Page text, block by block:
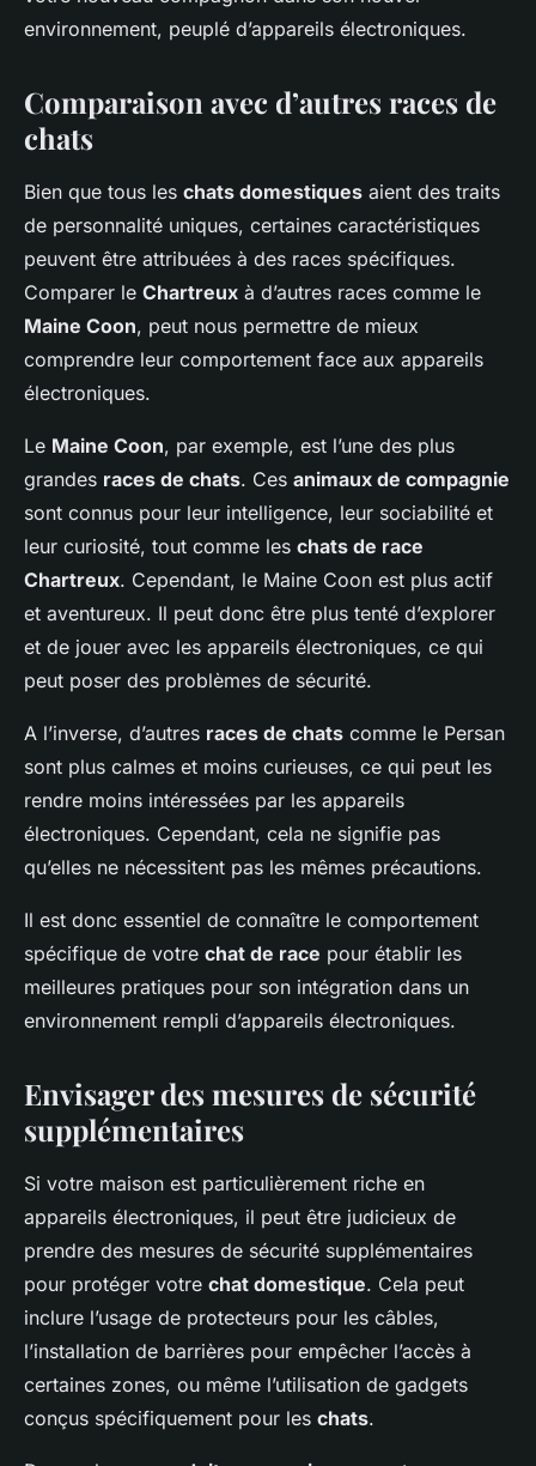
environnement, peuplé d’appareils électroniques.
Comparaison avec d’autres races de
chats
Bien que tous les chats domestiques aient des traits
de personnalité uniques, certaines caractéristiques
peuvent être attribuées à des races spécifiques.
Comparer le Chartreux à d’autres races comme le
Maine Coon, peut nous permettre de mieux
comprendre leur comportement face aux appareils
électroniques.
Le Maine Coon, par exemple, est l’une des plus
grandes races de chats. Ces animaux de compagnie
sont connus pour leur intelligence, leur sociabilité et
leur curiosité, tout comme les chats de race
Chartreux. Cependant, le Maine Coon est plus actif
et aventureux. Il peut donc être plus tenté d’explorer
et de jouer avec les appareils électroniques, ce qui
peut poser des problèmes de sécurité.
A l’inverse, d’autres races de chats comme le Persan
sont plus calmes et moins curieuses, ce qui peut les
rendre moins intéressées par les appareils
électroniques. Cependant, cela ne signifie pas
qu’elles ne nécessitent pas les mêmes précautions.
Il est donc essentiel de connaître le comportement
spécifique de votre chat de race pour établir les
meilleures pratiques pour son intégration dans un
environnement rempli d’appareils électroniques.
Envisager des mesures de sécurité
supplémentaires
Si votre maison est particulièrement riche en
appareils électroniques, il peut être judicieux de
prendre des mesures de sécurité supplémentaires
pour protéger votre chat domestique. Cela peut
inclure l’usage de protecteurs pour les câbles,
l’installation de barrières pour empêcher l’accès à
certaines zones, ou même l’utilisation de gadgets
conçus spécifiquement pour les chats.